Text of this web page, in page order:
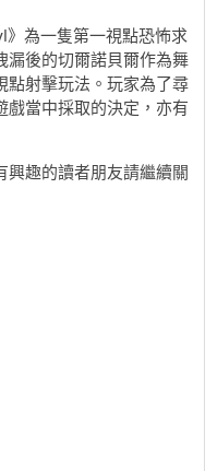
》為一隻第一視點恐怖求
漏後的切爾諾貝爾作為舞
點射擊玩法。玩家為了尋
戲當中採取的決定，亦有
興趣的讀者朋友請繼續關